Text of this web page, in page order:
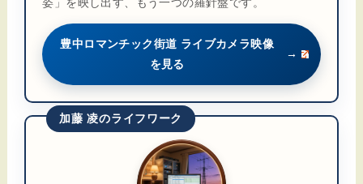
豊中ロマンチック街道 ライブカメラ映像
を見る
→
加藤 凌のライフワーク